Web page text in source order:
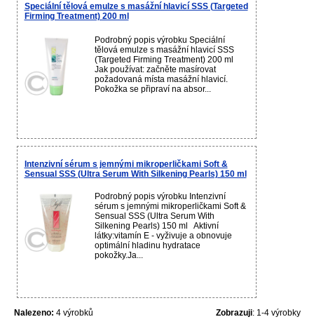
Speciální tělová emulze s masážní hlavicí SSS (Targeted
Firming Treatment) 200 ml
Podrobný popis výrobku Speciální
tělová emulze s masážní hlavicí SSS
(Targeted Firming Treatment) 200 ml
Jak používat: začněte masírovat
požadovaná místa masážní hlavicí.
Pokožka se připraví na absor...
Intenzivní sérum s jemnými mikroperličkami Soft &
Sensual SSS (Ultra Serum With Silkening Pearls) 150 ml
Podrobný popis výrobku Intenzivní
sérum s jemnými mikroperličkami Soft &
Sensual SSS (Ultra Serum With
Silkening Pearls) 150 ml Aktivní
látky:vitamín E - vyživuje a obnovuje
optimální hladinu hydratace
pokožky.Ja...
Nalezeno: 4 výrobků Zobrazuji: 1-4 výrobky